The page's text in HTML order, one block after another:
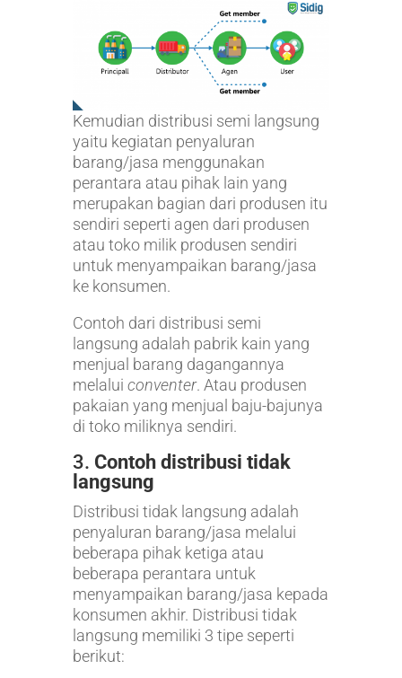
Kemudian distribusi semi langsung
yaitu kegiatan penyaluran
barang/jasa menggunakan
perantara atau pihak lain yang
merupakan bagian dari produsen itu
sendiri seperti agen dari produsen
atau toko milik produsen sendiri
untuk menyampaikan barang/jasa
ke konsumen.
Contoh dari distribusi semi
langsung adalah pabrik kain yang
menjual barang dagangannya
melalui conventer. Atau produsen
pakaian yang menjual baju-bajunya
di toko miliknya sendiri.
3. Contoh distribusi tidak
langsung
Distribusi tidak langsung adalah
penyaluran barang/jasa melalui
beberapa pihak ketiga atau
beberapa perantara untuk
menyampaikan barang/jasa kepada
konsumen akhir. Distribusi tidak
langsung memiliki 3 tipe seperti
berikut: